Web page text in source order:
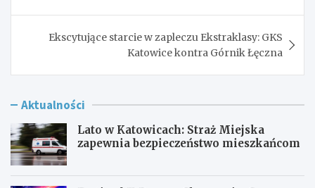
Ekscytujące starcie w zapleczu Ekstraklasy: GKS
Katowice kontra Górnik Łęczna
Aktualności
Lato w Katowicach: Straż Miejska
zapewnia bezpieczeństwo mieszkańcom